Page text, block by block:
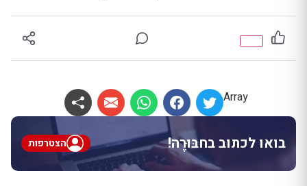
Array
בואו לכתוב בחבּוּרֶה! הצטרפות